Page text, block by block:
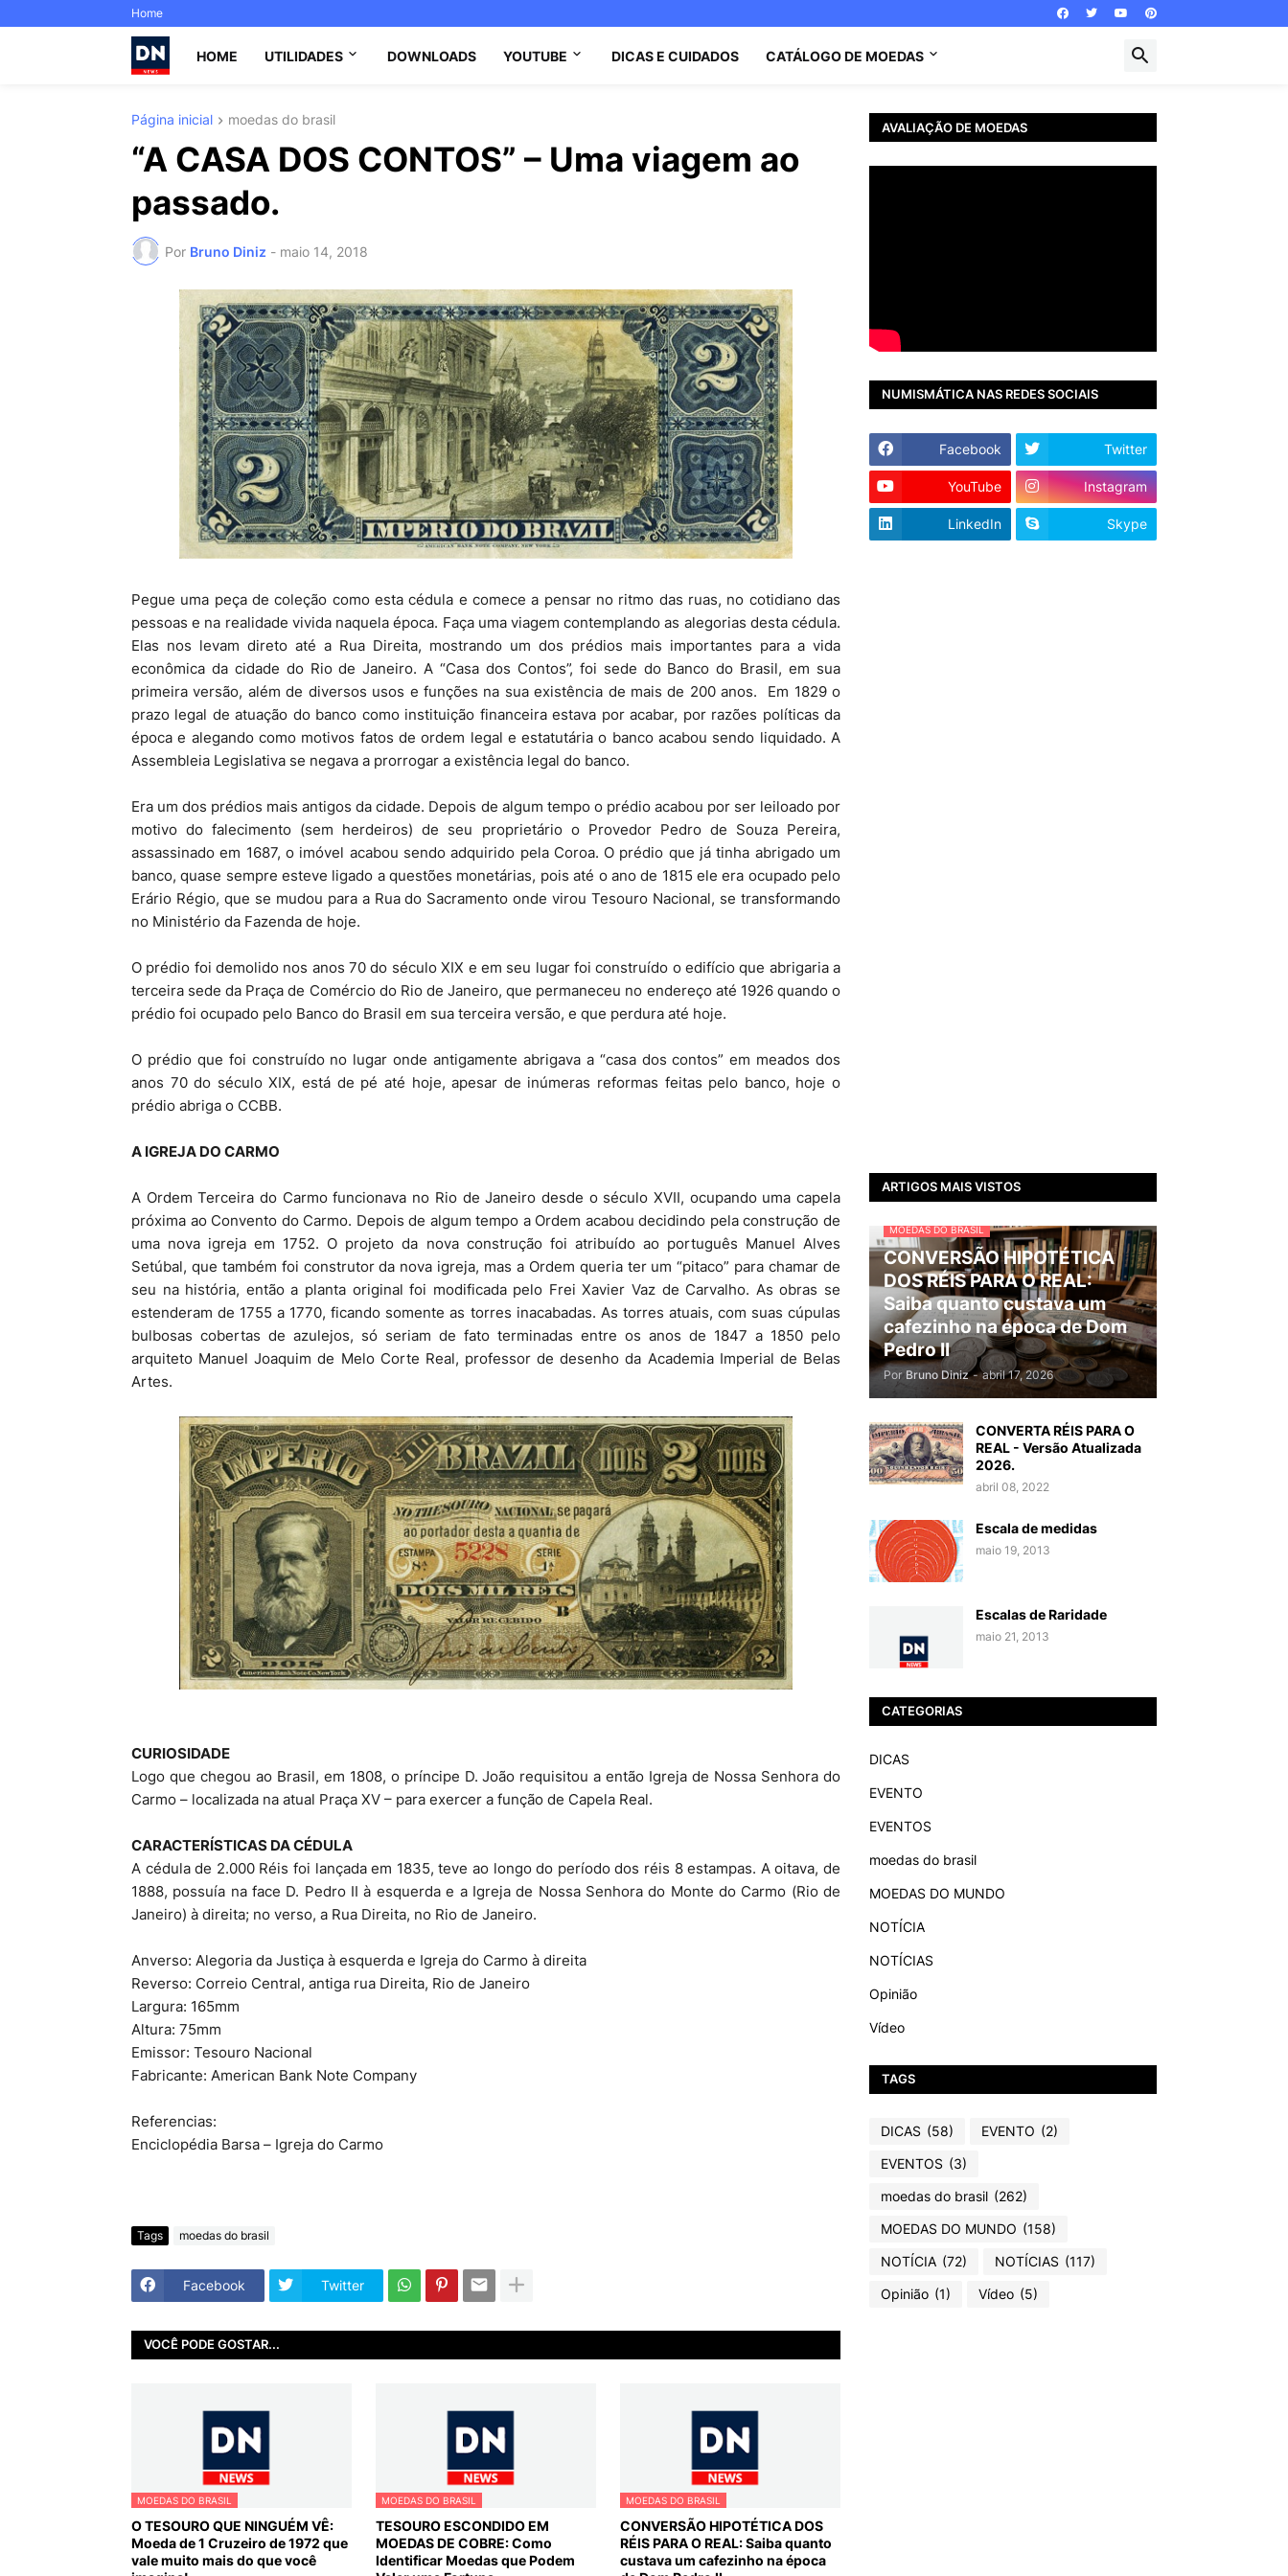
Home
HOME UTILIDADES DOWNLOADS YOUTUBE DICAS E CUIDADOS CATÁLOGO DE MOEDAS
Página inicial moedas do brasil
“A CASA DOS CONTOS” – Uma viagem ao
passado.
Por Bruno Diniz - maio 14, 2018
Pegue uma peça de coleção como esta cédula e comece a pensar no ritmo das ruas, no cotidiano das
pessoas e na realidade vivida naquela época. Faça uma viagem contemplando as alegorias desta cédula.
Elas nos levam direto até a Rua Direita, mostrando um dos prédios mais importantes para a vida
econômica da cidade do Rio de Janeiro. A “Casa dos Contos”, foi sede do Banco do Brasil, em sua
primeira versão, além de diversos usos e funções na sua existência de mais de 200 anos. Em 1829 o
prazo legal de atuação do banco como instituição financeira estava por acabar, por razões políticas da
época e alegando como motivos fatos de ordem legal e estatutária o banco acabou sendo liquidado. A
Assembleia Legislativa se negava a prorrogar a existência legal do banco.
Era um dos prédios mais antigos da cidade. Depois de algum tempo o prédio acabou por ser leiloado por
motivo do falecimento (sem herdeiros) de seu proprietário o Provedor Pedro de Souza Pereira,
assassinado em 1687, o imóvel acabou sendo adquirido pela Coroa. O prédio que já tinha abrigado um
banco, quase sempre esteve ligado a questões monetárias, pois até o ano de 1815 ele era ocupado pelo
Erário Régio, que se mudou para a Rua do Sacramento onde virou Tesouro Nacional, se transformando
no Ministério da Fazenda de hoje.
O prédio foi demolido nos anos 70 do século XIX e em seu lugar foi construído o edifício que abrigaria a
terceira sede da Praça de Comércio do Rio de Janeiro, que permaneceu no endereço até 1926 quando o
prédio foi ocupado pelo Banco do Brasil em sua terceira versão, e que perdura até hoje.
O prédio que foi construído no lugar onde antigamente abrigava a “casa dos contos” em meados dos
anos 70 do século XIX, está de pé até hoje, apesar de inúmeras reformas feitas pelo banco, hoje o
prédio abriga o CCBB.
A IGREJA DO CARMO
A Ordem Terceira do Carmo funcionava no Rio de Janeiro desde o século XVII, ocupando uma capela
próxima ao Convento do Carmo. Depois de algum tempo a Ordem acabou decidindo pela construção de
uma nova igreja em 1752. O projeto da nova construção foi atribuído ao português Manuel Alves
Setúbal, que também foi construtor da nova igreja, mas a Ordem queria ter um “pitaco” para chamar de
seu na história, então a planta original foi modificada pelo Frei Xavier Vaz de Carvalho. As obras se
estenderam de 1755 a 1770, ficando somente as torres inacabadas. As torres atuais, com suas cúpulas
bulbosas cobertas de azulejos, só seriam de fato terminadas entre os anos de 1847 a 1850 pelo
arquiteto Manuel Joaquim de Melo Corte Real, professor de desenho da Academia Imperial de Belas
Artes.
CURIOSIDADE
Logo que chegou ao Brasil, em 1808, o príncipe D. João requisitou a então Igreja de Nossa Senhora do
Carmo – localizada na atual Praça XV – para exercer a função de Capela Real.
CARACTERÍSTICAS DA CÉDULA
A cédula de 2.000 Réis foi lançada em 1835, teve ao longo do período dos réis 8 estampas. A oitava, de
1888, possuía na face D. Pedro II à esquerda e a Igreja de Nossa Senhora do Monte do Carmo (Rio de
Janeiro) à direita; no verso, a Rua Direita, no Rio de Janeiro.
Anverso: Alegoria da Justiça à esquerda e Igreja do Carmo à direita
Reverso: Correio Central, antiga rua Direita, Rio de Janeiro
Largura: 165mm
Altura: 75mm
Emissor: Tesouro Nacional
Fabricante: American Bank Note Company
Referencias:
Enciclopédia Barsa – Igreja do Carmo
Tags moedas do brasil
Facebook Twitter
VOCÊ PODE GOSTAR...
MOEDAS DO BRASIL
O TESOURO QUE NINGUÉM VÊ:
Moeda de 1 Cruzeiro de 1972 que
vale muito mais do que você
MOEDAS DO BRASIL
TESOURO ESCONDIDO EM
MOEDAS DE COBRE: Como
Identificar Moedas que Podem
MOEDAS DO BRASIL
CONVERSÃO HIPOTÉTICA DOS
RÉIS PARA O REAL: Saiba quanto
custava um cafezinho na época
AVALIAÇÃO DE MOEDAS
NUMISMÁTICA NAS REDES SOCIAIS
Facebook Twitter
YouTube Instagram
LinkedIn Skype
ARTIGOS MAIS VISTOS
MOEDAS DO BRASIL
CONVERSÃO HIPOTÉTICA
DOS RÉIS PARA O REAL:
Saiba quanto custava um
cafezinho na época de Dom
Pedro II
Por Bruno Diniz - abril 17, 2026
CONVERTA RÉIS PARA O
REAL - Versão Atualizada
2026.
abril 08, 2022
Escala de medidas
maio 19, 2013
Escalas de Raridade
maio 21, 2013
CATEGORIAS
DICAS
EVENTO
EVENTOS
moedas do brasil
MOEDAS DO MUNDO
NOTÍCIA
NOTÍCIAS
Opinião
Vídeo
TAGS
DICAS (58) EVENTO (2)
EVENTOS (3)
moedas do brasil (262)
MOEDAS DO MUNDO (158)
NOTÍCIA (72) NOTÍCIAS (117)
Opinião (1) Vídeo (5)